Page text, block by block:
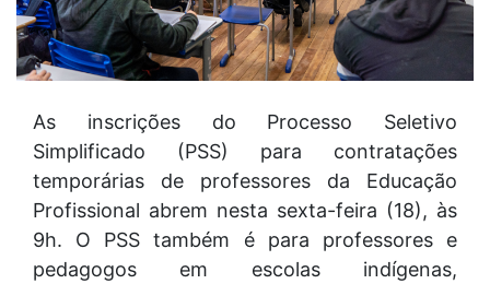
As inscrições do Processo Seletivo
Simplificado (PSS) para contratações
temporárias de professores da Educação
Profissional abrem nesta sexta-feira (18), às
9h. O PSS também é para professores e
pedagogos em escolas indígenas,